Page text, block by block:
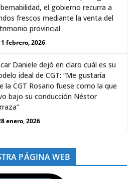
el gobierno recurra a
frescos mediante la venta del
provincial
febrero, 2026
Daniele dejó en claro cuál es su
ideal de CGT: “Me gustaría
la CGT Rosario fuese como la que
bajo su conducción Néstor
enero, 2026
PÁGINA WEB